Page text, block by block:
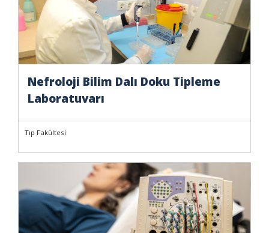
Nefroloji Bilim Dalı Doku Tipleme
Laboratuvarı
Tıp Fakültesi